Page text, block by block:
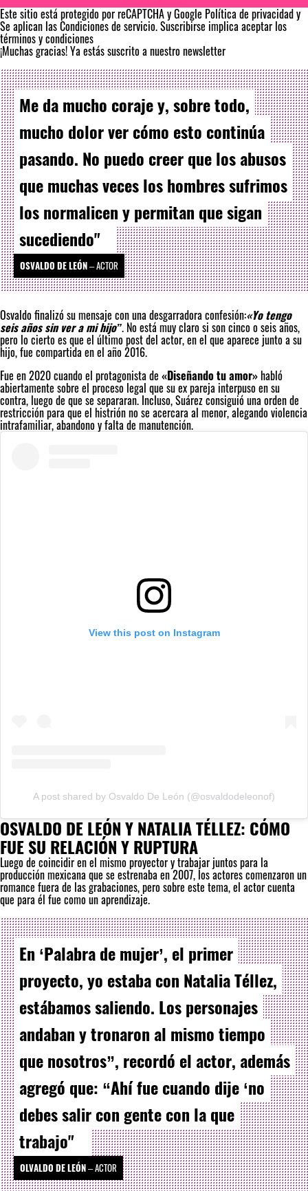
Este sitio está protegido por reCAPTCHA y Google Política de privacidady
Se aplican lasCondiciones de servicio. Suscribirse implica aceptar los
términos y condiciones
¡Muchas gracias!Ya estás suscrito a nuestro newsletter
Me da mucho coraje y, sobre todo,
mucho dolor ver cómo esto continúa
pasando. No puedo creer que los abusos
que muchas veces los hombres sufrimos
los normalicen y permitan que sigan
sucediendo"
OSVALDO DE LEÓN–ACTOR
Osvaldo finalizó su mensaje con una desgarradora confesión:«Yo tengo
seis años sin ver a mi hijo”. No está muy claro si son cinco o seis años,
pero lo cierto es que el último post del actor, en el que aparece junto a su
hijo, fue compartida en el año 2016.
Fue en 2020 cuando el protagonista de «Diseñando tu amor»habló
abiertamente sobre el proceso legal que su ex pareja interpuso en su
contra, luego de que se separaran. Incluso, Suárez consiguió una orden de
restricción para que el histrión no se acercara al menor, alegando violencia
intrafamiliar, abandono y falta de manutención.
View this post on Instagram
A post shared by Osvaldo De León (@osvaldodeleonof)
OSVALDO DE LEÓN Y NATALIA TÉLLEZ: CÓMO
FUE SU RELACIÓN Y RUPTURA
Luego de coincidir en el mismo proyector y trabajar juntos para la
producción mexicana que se estrenaba en 2007, los actores comenzaron un
romance fuera de las grabaciones, pero sobre este tema, el actor cuenta
que para él fue como un aprendizaje.
En ‘Palabra de mujer’, el primer
proyecto, yo estaba con Natalia Téllez,
estábamos saliendo. Los personajes
andaban y tronaron al mismo tiempo
que nosotros”, recordó el actor, además
agregó que: “Ahí fue cuando dije ‘no
debes salir con gente con la que
trabajo"
OLVALDO DE LEÓN–ACTOR